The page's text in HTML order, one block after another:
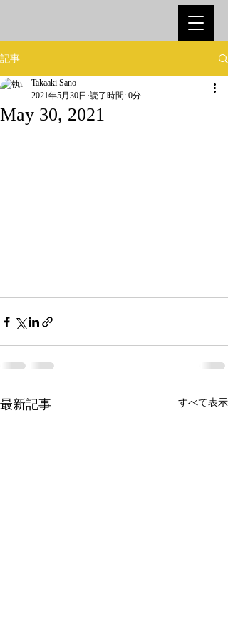
記事
May 30, 2021
Takaaki Sano
2021年5月30日 読了時間: 0分
最新記事 すべて表示